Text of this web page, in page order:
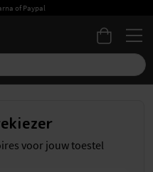
of Paypal
voor jouw toestel